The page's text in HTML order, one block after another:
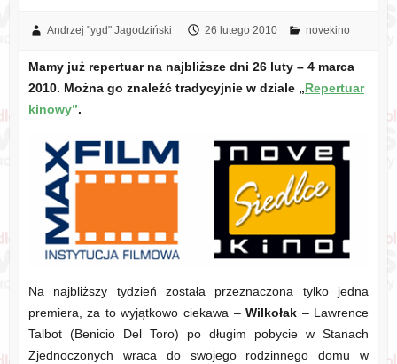
Andrzej "ygd" Jagodziński 26 lutego 2010 novekino
Mamy już repertuar na najbliższe dni 26 luty – 4 marca
2010. Można go znaleźć tradycyjnie w dziale „Repertuar
kinowy”.
Na najbliższy tydzień została przeznaczona tylko jedna
premiera, za to wyjątkowo ciekawa –Wilkołak – Lawrence
Talbot (Benicio Del Toro) po długim pobycie w Stanach
Zjednoczonych wraca do swojego rodzinnego domu w